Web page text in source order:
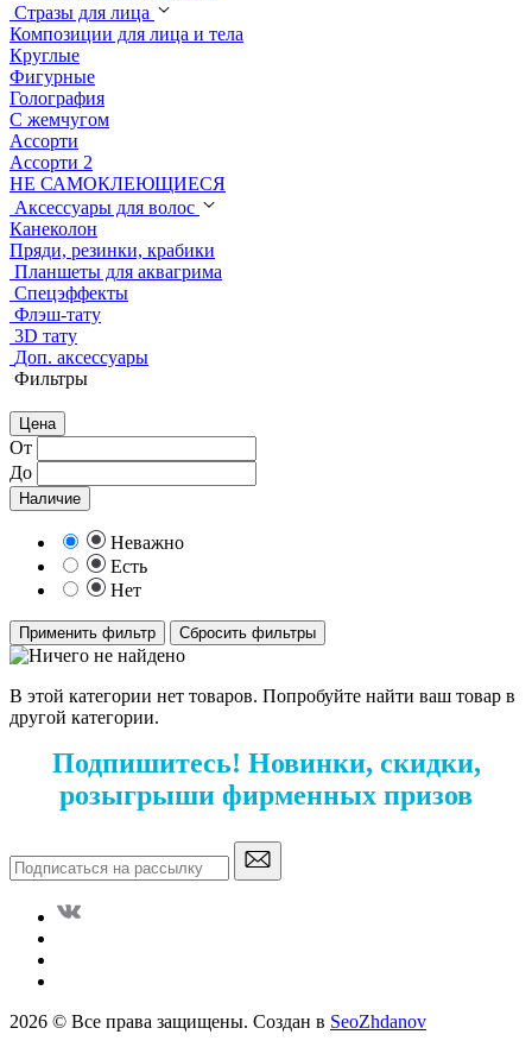
Стразы для лица
Композиции для лица и тела
Круглые
Фигурные
Голография
С жемчугом
Ассорти
Ассорти 2
НЕ САМОКЛЕЮЩИЕСЯ
Аксессуары для волос
Канеколон
Пряди, резинки, крабики
Планшеты для аквагрима
Спецэффекты
Флэш-тату
3D тату
Доп. аксессуары
Фильтры
Цена
От
До
Наличие
Неважно
Есть
Нет
Применить фильтр Сбросить фильтры
В этой категории нет товаров. Попробуйте найти ваш товар в
другой категории.
Подпишитесь! Новинки, скидки,
розыгрыши фирменных призов
2026 © Все права защищены. Создан в SeoZhdanov